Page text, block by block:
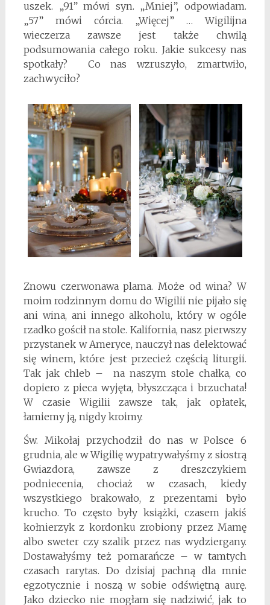
uszek. „91” mówi syn. „Mniej”, odpowiadam.
„57” mówi córcia. „Więcej” … Wigilijna
wieczerza zawsze jest także chwilą
podsumowania całego roku. Jakie sukcesy nas
spotkały? Co nas wzruszyło, zmartwiło,
zachwyciło?
Znowu czerwonawa plama. Może od wina? W
moim rodzinnym domu do Wigilii nie pijało się
ani wina, ani innego alkoholu, który w ogóle
rzadko gościł na stole. Kalifornia, nasz pierwszy
przystanek w Ameryce, nauczył nas delektować
się winem, które jest przecież częścią liturgii.
Tak jak chleb – na naszym stole chałka, co
dopiero z pieca wyjęta, błyszcząca i brzuchata!
W czasie Wigilii zawsze tak, jak opłatek,
łamiemy ją, nigdy kroimy.
Św. Mikołaj przychodził do nas w Polsce 6
grudnia, ale w Wigilię wypatrywałyśmy z siostrą
Gwiazdora, zawsze z dreszczykiem
podniecenia, chociaż w czasach, kiedy
wszystkiego brakowało, z prezentami było
krucho. To często były książki, czasem jakiś
kołnierzyk z kordonku zrobiony przez Mamę
albo sweter czy szalik przez nas wydziergany.
Dostawałyśmy też pomarańcze – w tamtych
czasach rarytas. Do dzisiaj pachną dla mnie
egzotycznie i noszą w sobie odświętną aurę.
Jako dziecko nie mogłam się nadziwić, jak to